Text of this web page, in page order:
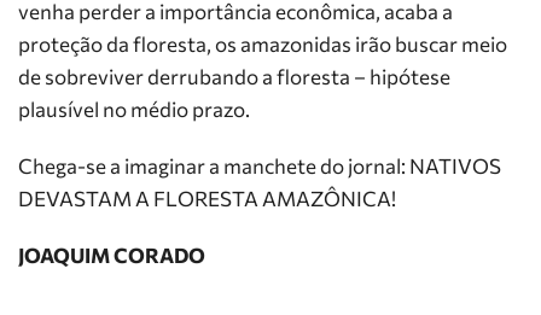
venha perder a importância econômica, acaba a
proteção da floresta, os amazonidas irão buscar meio
de sobreviver derrubando a floresta – hipótese
plausível no médio prazo.
Chega-se a imaginar a manchete do jornal: NATIVOS
DEVASTAM A FLORESTA AMAZÔNICA!
JOAQUIM CORADO